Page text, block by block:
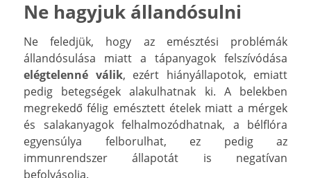
Ne hagyjuk állandósulni
Ne feledjük, hogy az emésztési problémák
állandósulása miatt a tápanyagok felszívódása
elégtelenné válik, ezért hiányállapotok, emiatt
pedig betegségek alakulhatnak ki. A belekben
megrekedő félig emésztett ételek miatt a mérgek
és salakanyagok felhalmozódhatnak, a bélflóra
egyensúlya felborulhat, ez pedig az
immunrendszer állapotát is negatívan
befolyásolja.